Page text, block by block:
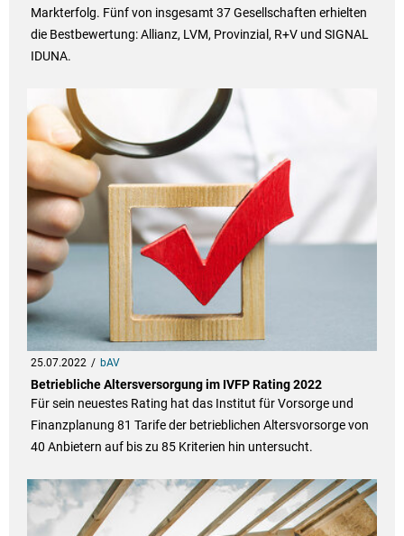
Markterfolg. Fünf von insgesamt 37 Gesellschaften erhielten
die Bestbewertung: Allianz, LVM, Provinzial, R+V und SIGNAL
IDUNA.
25.07.2022 bAV
Betriebliche Altersversorgung im IVFP Rating 2022
Für sein neuestes Rating hat das Institut für Vorsorge und
Finanzplanung 81 Tarife der betrieblichen Altersvorsorge von
40 Anbietern auf bis zu 85 Kriterien hin untersucht.